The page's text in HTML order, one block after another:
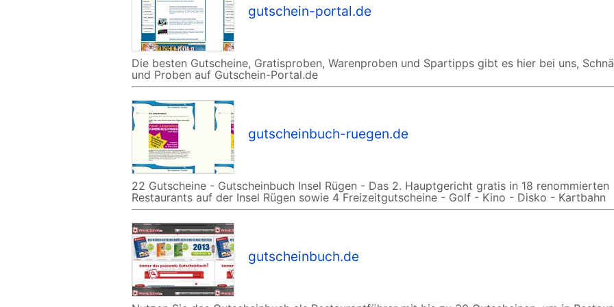
gutschein-portal.de
Die besten Gutscheine, Gratisproben, Warenproben und Spartipps gibt es hier bei uns,
und Proben auf Gutschein-Portal.de
gutscheinbuch-ruegen.de
22 Gutscheine - Gutscheinbuch Insel Rügen - Das 2. Hauptgericht gratis in 18 renommierten
Restaurants auf der Insel Rügen sowie 4 Freizeitgutscheine - Golf - Kino - Disko - Kartbahn
gutscheinbuch.de